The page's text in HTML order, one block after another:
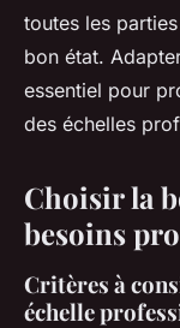
toutes les
bon état.
essentiel pour
des échelles
Choisir la
besoins
Critères à
échelle